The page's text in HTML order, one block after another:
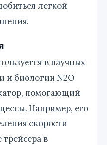
легкой
в научных
и биологии N2O
помогающий
Например, его
скорости
трейсера в